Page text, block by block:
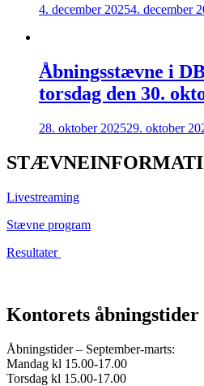
4. december 20254. december
Åbningsstævne i
torsdag den 30.
28. oktober 202529. oktober
Livestreaming
Stævne program
Resultater
Kontorets åbningstider
Åbningstider – September-marts:
Mandag kl 15.00-17.00
Torsdag kl 15.00-17.00